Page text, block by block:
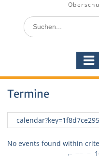
Search
for:
Termine
No events found within
← −− −